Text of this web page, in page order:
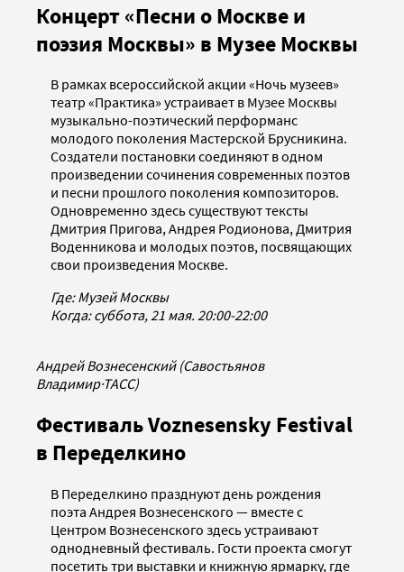
Концерт «Песни о Москве и
поэзия Москвы» в Музее Москвы
В рамках всероссийской акции «Ночь музеев»
театр «Практика» устраивает в Музее Москвы
музыкально-поэтический перформанс
молодого поколения Мастерской Брусникина.
Создатели постановки соединяют в одном
произведении сочинения современных поэтов
и песни прошлого поколения композиторов.
Одновременно здесь существуют тексты
Дмитрия Пригова, Андрея Родионова, Дмитрия
Воденникова и молодых поэтов, посвящающих
свои произведения Москве.
Где: Музей Москвы
Когда: суббота, 21 мая. 20:00-22:00
Андрей Вознесенский (Савостьянов
Владимир·ТАСС)
Фестиваль Voznesensky Festival
в Переделкино
В Переделкино празднуют день рождения
поэта Андрея Вознесенского — вместе с
Центром Вознесенского здесь устраивают
однодневный фестиваль. Гости проекта смогут
посетить три выставки и книжную ярмарку, где